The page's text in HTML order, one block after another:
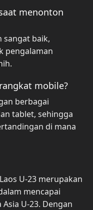
menonton
sangat baik,
pengalaman
mobile?
berbagai
tablet, sehingga
di mana
U-23 merupakan
mencapai
U-23. Dengan